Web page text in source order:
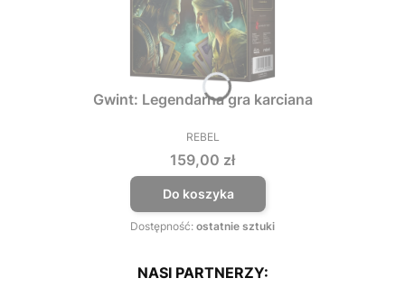
Gwint: Legendarna gra karciana
PRODUCENT
REBEL
Cena
159,00 zł
Do koszyka
Dostępność: ostatnie sztuki
NASI PARTNERZY: